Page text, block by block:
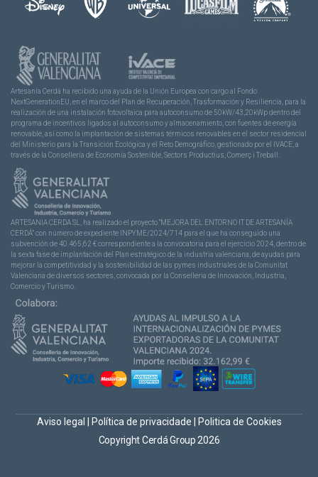
Artesanía Cerdá ha recibido una ayuda de la Unión Europea con cargo al Fondo
NextGenerationEU, en el marco del Plan de Recuperación, Trasformación y Resiliencia, para la
realización de una instalación fotovoltaica para autoconsumo de 50kW/43,20kWp dentro del
programa de incentivos ligados al autoconsumo y almacenamiento, con fuentes de energía
renovable, así como la implantación de sistemas térmicos renovables en el sector residencial
del Ministerio para la Transición Ecológica y el Reto Demográfico, gestionado por el IVACE, a
través de la Consellería de Economía Sostenible, Sectors Productius, Comerç i Treball.
ARTESANIA CERDA SL, ha realizado el proyecto “MEJORA DEL ENTORNO IT DE ARTESANÍA
CERDÁ” con número de expediente INPYME/2024/714 para el que ha conseguido una
subvención de 40.465,62 € correspondiente a la convocatoria para el ejercicio 2024, dentro de
la sexta fase de implantación del Plan estratégico de la industria valenciana, de ayudas para
mejorar la competitividad y la sostenibilidad de las pymes industriales de la Comunitat
Valenciana de diversos sectores, convocada por la Conselleria de Innovación, Industria,
Comercio y Turismo.
Copyright Cerdá Group 2026
Aviso legal Política de privacidade Politica de Cookies